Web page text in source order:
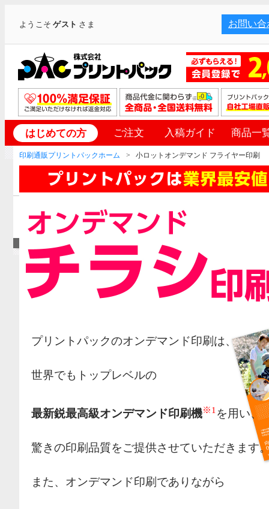
ようこそゲスト さま お問い合
はじめての方 ご注文 入稿ガイド 商品一
印刷通販プリントパックホーム 小ロットオンデマンド フライヤー印刷
プリントパックのオンデマンド印刷は、
世界でもトップレベルの
最新鋭最高級オンデマンド印刷機※1 を用い、
驚きの印刷品質をご提供させていただきます
また、オンデマンド印刷でありながら